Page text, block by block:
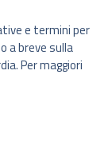
e termini per
a breve sulla
Per maggiori